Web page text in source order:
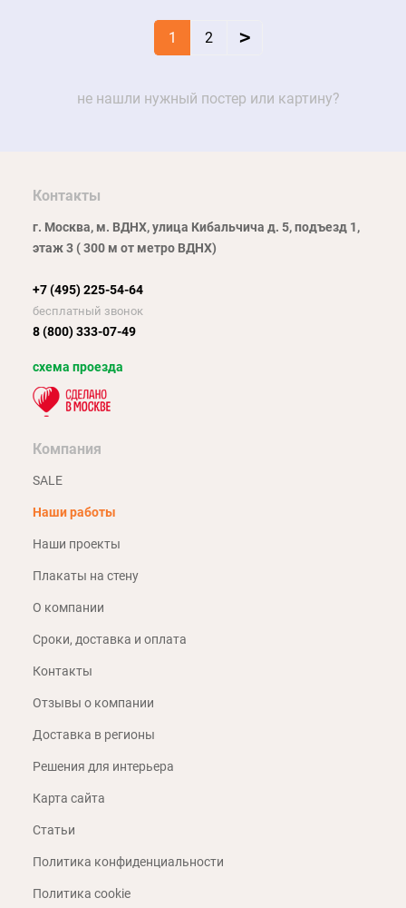
1 2 >
не нашли нужный постер или картину?
Контакты
г. Москва, м. ВДНХ, улица Кибальчича д. 5, подъезд 1,
этаж 3 ( 300 м от метро ВДНХ)
+7 (495) 225-54-64
бесплатный звонок
8 (800) 333-07-49
схема проезда
Компания
SALE
Наши работы
Наши проекты
Плакаты на стену
О компании
Сроки, доставка и оплата
Контакты
Отзывы о компании
Доставка в регионы
Решения для интерьера
Карта сайта
Статьи
Политика конфиденциальности
Политика cookie